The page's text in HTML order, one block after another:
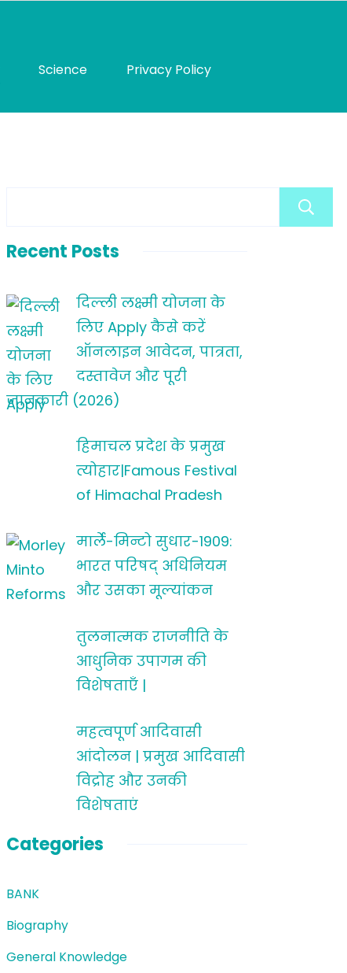
Science
Privacy Policy
Recent Posts
दिल्ली लक्ष्मी योजना के
लिए Apply कैसे करें
ऑनलाइन आवेदन, पात्रता,
दस्तावेज और पूरी
जानकारी (2026)
हिमाचल प्रदेश के प्रमुख
त्योहार|Famous Festival
of Himachal Pradesh
मार्ले-मिन्टो सुधार-1909:
भारत परिषद् अधिनियम
और उसका मूल्यांकन
तुलनात्मक राजनीति के
आधुनिक उपागम की
विशेषताएँ |
महत्वपूर्ण आदिवासी
आंदोलन | प्रमुख आदिवासी
विद्रोह और उनकी
विशेषताएं
Categories
BANK
Biography
General Knowledge